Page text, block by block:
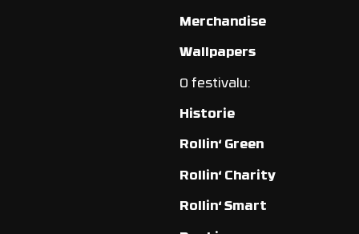
Merchandise
Wallpapers
O festivalu:
Historie
Rollin‘ Green
Rollin‘ Charity
Rollin‘ Smart